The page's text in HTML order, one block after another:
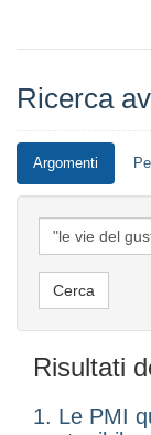
Ricerca
Argomenti
Risultati
1. Le PMI